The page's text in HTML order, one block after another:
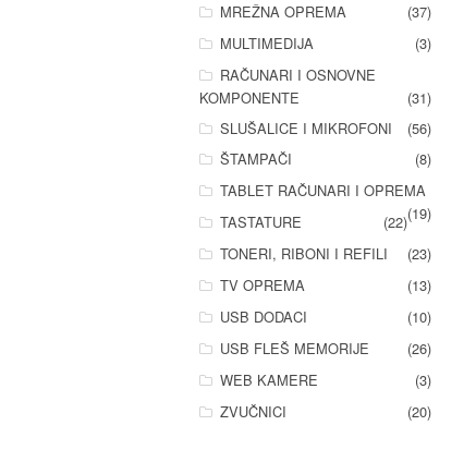
MREŽNA OPREMA
(37)
MULTIMEDIJA
(3)
RAČUNARI I OSNOVNE
KOMPONENTE
(31)
SLUŠALICE I MIKROFONI
(56)
ŠTAMPAČI
(8)
TABLET RAČUNARI I OPREMA
(19)
TASTATURE
(22)
TONERI, RIBONI I REFILI
(23)
TV OPREMA
(13)
USB DODACI
(10)
USB FLEŠ MEMORIJE
(26)
WEB KAMERE
(3)
ZVUČNICI
(20)